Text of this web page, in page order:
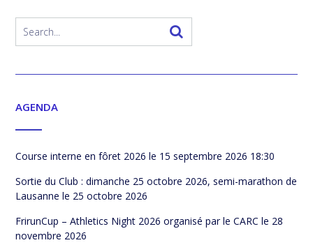
AGENDA
Course interne en fôret 2026 le 15 septembre 2026 18:30
Sortie du Club : dimanche 25 octobre 2026, semi-marathon de
Lausanne le 25 octobre 2026
FrirunCup – Athletics Night 2026 organisé par le CARC le 28
novembre 2026